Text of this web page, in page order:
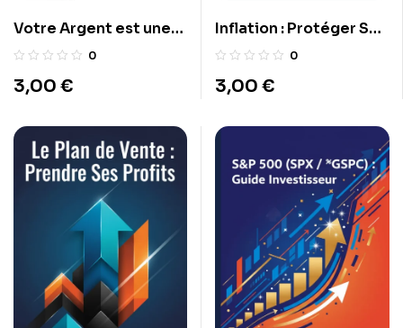
Votre Argent est une
Application de Merde
0
3,00 €
Inflation : Protéger Son
Portefeuille
0
3,00 €